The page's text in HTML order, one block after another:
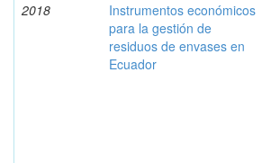
2018
Instrumentos económicos
para la gestión de
residuos de envases en
Ecuador